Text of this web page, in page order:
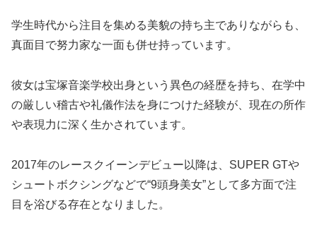
学生時代から注目を集める美貌の持ち主でありながらも、
真面目で努力家な一面も併せ持っています。
彼女は宝塚音楽学校出身という異色の経歴を持ち、在学中
の厳しい稽古や礼儀作法を身につけた経験が、現在の所作
や表現力に深く生かされています。
2017年のレースクイーンデビュー以降は、SUPER GTや
シュートボクシングなどで“9頭身美女”として多方面で注
目を浴びる存在となりました。